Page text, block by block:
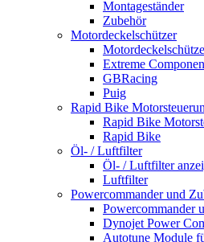
Montageständer
Zubehör
Motordeckelschützer
Extreme
GBRacing
Puig
Rapid Bike
Rapid Bike
Rapid Bike
Öl- / Luftfilter
Öl- / Luftfilter
Luftfilter
Powercommander und
Powercommander
Dynojet Power
Autotune Module